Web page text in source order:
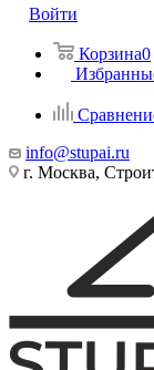
Войти
Корзина0
info@stupai.ru
г. Москва,